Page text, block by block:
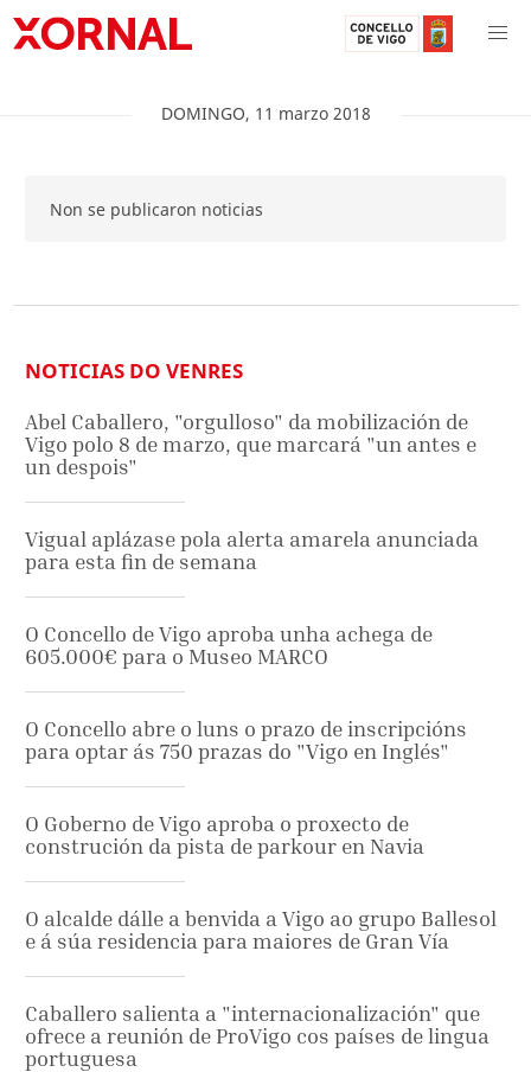
DOMINGO, 11 marzo 2018
Non se publicaron noticias
NOTICIAS DO VENRES
Abel Caballero, "orgulloso" da mobilización de
Vigo polo 8 de marzo, que marcará "un antes e
un despois"
Vigual aplázase pola alerta amarela anunciada
para esta fin de semana
O Concello de Vigo aproba unha achega de
605.000€ para o Museo MARCO
O Concello abre o luns o prazo de inscripcións
para optar ás 750 prazas do "Vigo en Inglés"
O Goberno de Vigo aproba o proxecto de
construción da pista de parkour en Navia
O alcalde dálle a benvida a Vigo ao grupo Ballesol
e á súa residencia para maiores de Gran Vía
Caballero salienta a "internacionalización" que
ofrece a reunión de ProVigo cos países de lingua
portuguesa